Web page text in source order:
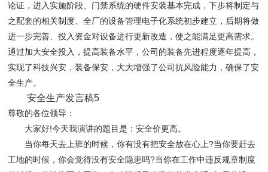
论证，进入实施阶段、门禁系统的硬件安装基本完成，下步将制定与
之配套的相关制度、全厂的设备管理电子化系统初步建立，后期将做
进一步完善、投入资金对设备进行更新改造，使之能满足更高需求。
通过加大安全投入，提高装备水平，公司的装备先进程度逐年提高，
实现了科技兴安，装备保安，大大增强了公司抗风险能力，确保了安
全生产。
安全生产发言稿5
尊敬的各位领导：
大家好!今天我演讲的题目是：安全价更高。
当你每天去上班的时候，你有没有把安全放在心上?当你要赶去
工地的时候，你会觉得没有安全隐患吗?当你在工作中违反规章制度